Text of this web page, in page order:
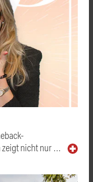
zeigt nicht nur …